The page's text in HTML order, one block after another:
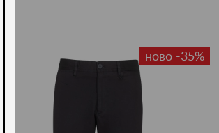
ново -35%